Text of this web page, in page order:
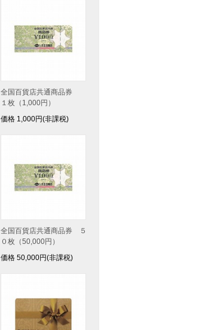
全国百貨店共通商品券
１枚（1,000円）
価格 1,000円(非課税)
全国百貨店共通商品券 ５
０枚（50,000円）
価格 50,000円(非課税)